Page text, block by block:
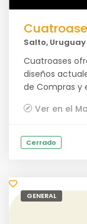
Salto, Uruguay
Cuatroases
diseños
de Compras y
Ver en el
Cerrado
GENERAL